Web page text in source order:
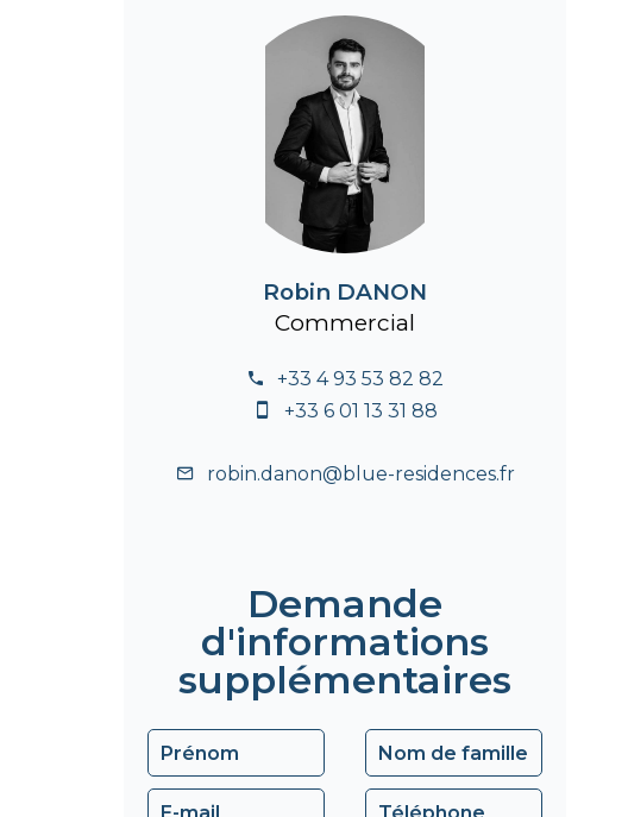
Robin DANON
Commercial
+33 4 93 53 82 82
+33 6 01 13 31 88
robin.danon@blue-residences.fr
Demande
d'informations
supplémentaires